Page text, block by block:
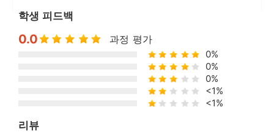
학생 피드백
0.0 과정 평가
0%
0%
0%
<1%
<1%
리뷰